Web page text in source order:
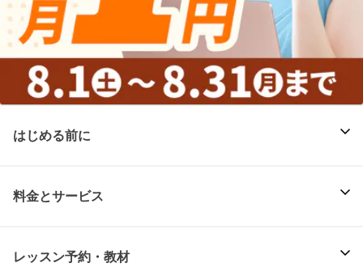
はじめる前に
料金とサービス
レッスン予約・教材